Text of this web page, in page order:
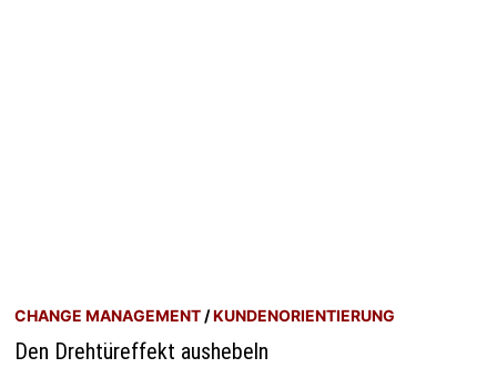
CHANGE MANAGEMENT /KUNDENORIENTIERUNG
Den Drehtüreffekt aushebeln